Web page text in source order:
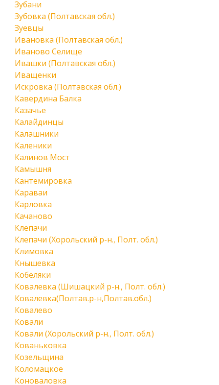
Зубани
Зубовка (Полтавская обл.)
Зуевцы
Ивановка (Полтавская обл.)
Иваново Селище
Ивашки (Полтавская обл.)
Иващенки
Искровка (Полтавская обл.)
Кавердина Балка
Казачье
Калайдинцы
Калашники
Каленики
Калинов Мост
Камышня
Кантемировка
Караваи
Карловка
Качаново
Клепачи
Клепачи (Хорольский р-н., Полт. обл.)
Климовка
Кнышевка
Кобеляки
Ковалевка (Шишацкий р-н., Полт. обл.)
Ковалевка(Полтав.р-н,Полтав.обл.)
Ковалево
Ковали
Ковали (Хорольский р-н., Полт. обл.)
Кованьковка
Козельщина
Коломацкое
Коноваловка